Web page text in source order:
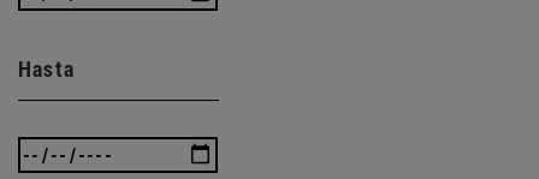
Hasta